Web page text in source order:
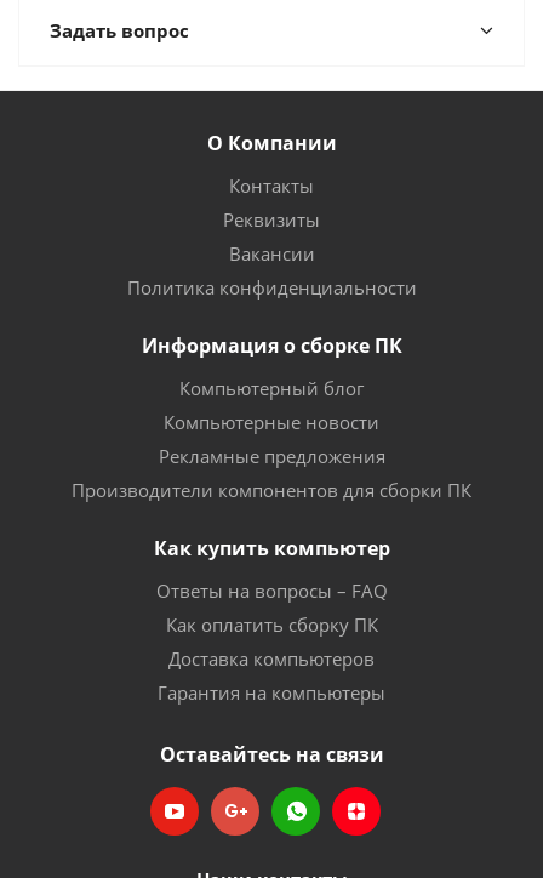
Задать вопрос
О Компании
Контакты
Реквизиты
Вакансии
Политика конфиденциальности
Информация о сборке ПК
Компьютерный блог
Компьютерные новости
Рекламные предложения
Производители компонентов для сборки ПК
Как купить компьютер
Ответы на вопросы – FAQ
Как оплатить сборку ПК
Доставка компьютеров
Гарантия на компьютеры
Оставайтесь на связи